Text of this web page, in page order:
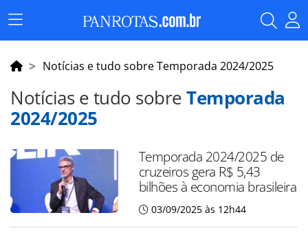
Menu
Principal
Notícias e tudo sobre Temporada 2024/2025
Notícias e tudo sobreTemporada
2024/2025
Temporada 2024/2025 de
cruzeiros gera R$ 5,43
bilhões à economia brasileira
03/09/2025 às 12h44